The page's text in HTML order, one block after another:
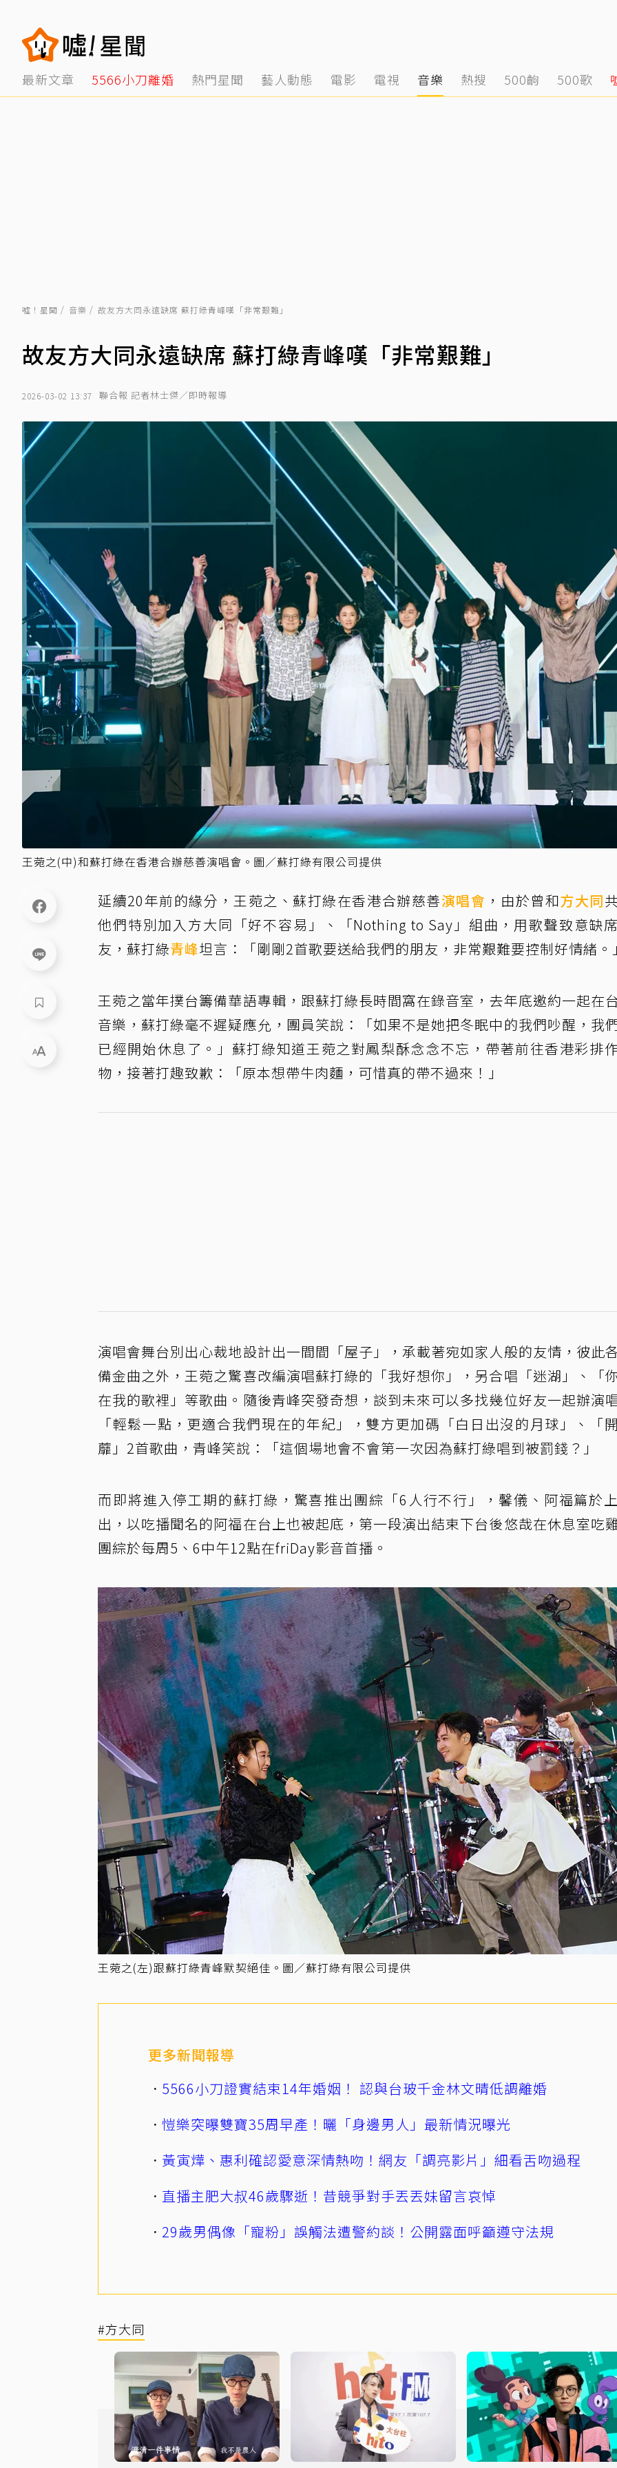
最新文章 5566小刀離婚 熱門星聞 藝人動態 電影 電視 音樂 熱搜 500齣 500歌
噓！星聞 音樂 故友方大同永遠缺席 蘇打綠青峰嘆「非常艱難」
故友方大同永遠缺席 蘇打綠青峰嘆「非常艱難」
2026-03-02 13:37 聯合報 記者林士傑／即時報導
王菀之(中)和蘇打綠在香港合辦慈善演唱會。圖／蘇打綠有限公司提供
延續20年前的緣分，王菀之、蘇打綠在香港合辦慈善演唱會 ，由於曾和方大同
他們特別加入方大同「好不容易」、「Nothing to Say」組曲，用歌聲致意缺
友，蘇打綠青峰坦言：「剛剛2首歌要送給我們的朋友，非常艱難要控制好情緒。」
王菀之當年撲台籌備華語專輯，跟蘇打綠長時間窩在錄音室，去年底邀約一起在
音樂，蘇打綠毫不遲疑應允，團員笑說：「如果不是她把冬眠中的我們吵醒，我
已經開始休息了。」蘇打綠知道王菀之對鳳梨酥念念不忘，帶著前往香港彩排
物，接著打趣致歉：「原本想帶牛肉麵，可惜真的帶不過來！」
演唱會舞台別出心裁地設計出一間間「屋子」，承載著宛如家人般的友情，彼此
備金曲之外，王菀之驚喜改編演唱蘇打綠的「我好想你」，另合唱「迷湖」、「
在我的歌裡」等歌曲。隨後青峰突發奇想，談到未來可以多找幾位好友一起辦演
「輕鬆一點，更適合我們現在的年紀」，雙方更加碼「白日出沒的月球」、「
蘼」2首歌曲，青峰笑說：「這個場地會不會第一次因為蘇打綠唱到被罰錢？」
而即將進入停工期的蘇打綠，驚喜推出團綜「6人行不行」，馨儀、阿福篇於
出，以吃播聞名的阿福在台上也被起底，第一段演出結束下台後悠哉在休息室吃
團綜於每周5、6中午12點在friDay影音首播。
王菀之(左)跟蘇打綠青峰默契絕佳。圖／蘇打綠有限公司提供
更多新聞報導
5566小刀證實結束14年婚姻！ 認與台玻千金林文晴低調離婚
愷樂突曝雙寶35周早產！曬「身邊男人」最新情況曝光
黃寅燁、惠利確認愛意深情熱吻！網友「調亮影片」細看舌吻過程
直播主肥大叔46歲驟逝！昔競爭對手丟丟妹留言哀悼
29歲男偶像「寵粉」誤觸法遭警約談！公開露面呼籲遵守法規
#方大同